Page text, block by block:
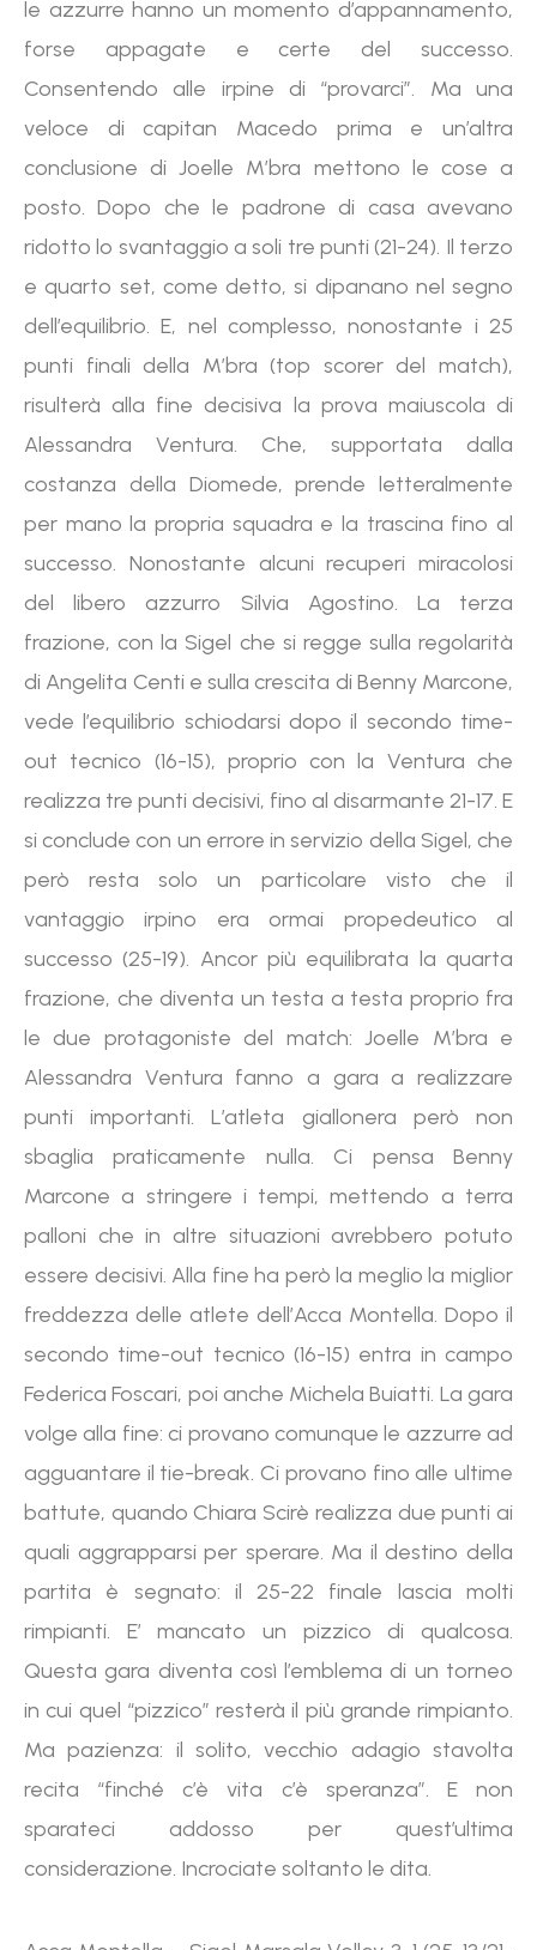
le azzurre hanno un momento d’appannamento,
forse appagate e certe del successo.
Consentendo alle irpine di “provarci”. Ma una
veloce di capitan Macedo prima e un’altra
conclusione di Joelle M’bra mettono le cose a
posto. Dopo che le padrone di casa avevano
ridotto lo svantaggio a soli tre punti (21-24). Il terzo
e quarto set, come detto, si dipanano nel segno
dell’equilibrio. E, nel complesso, nonostante i 25
punti finali della M’bra (top scorer del match),
risulterà alla fine decisiva la prova maiuscola di
Alessandra Ventura. Che, supportata dalla
costanza della Diomede, prende letteralmente
per mano la propria squadra e la trascina fino al
successo. Nonostante alcuni recuperi miracolosi
del libero azzurro Silvia Agostino. La terza
frazione, con la Sigel che si regge sulla regolarità
di Angelita Centi e sulla crescita di Benny Marcone,
vede l’equilibrio schiodarsi dopo il secondo time-
out tecnico (16-15), proprio con la Ventura che
realizza tre punti decisivi, fino al disarmante 21-17. E
si conclude con un errore in servizio della Sigel, che
però resta solo un particolare visto che il
vantaggio irpino era ormai propedeutico al
successo (25-19). Ancor più equilibrata la quarta
frazione, che diventa un testa a testa proprio fra
le due protagoniste del match: Joelle M’bra e
Alessandra Ventura fanno a gara a realizzare
punti importanti. L’atleta giallonera però non
sbaglia praticamente nulla. Ci pensa Benny
Marcone a stringere i tempi, mettendo a terra
palloni che in altre situazioni avrebbero potuto
essere decisivi. Alla fine ha però la meglio la miglior
freddezza delle atlete dell’Acca Montella. Dopo il
secondo time-out tecnico (16-15) entra in campo
Federica Foscari, poi anche Michela Buiatti. La gara
volge alla fine: ci provano comunque le azzurre ad
agguantare il tie-break. Ci provano fino alle ultime
battute, quando Chiara Scirè realizza due punti ai
quali aggrapparsi per sperare. Ma il destino della
partita è segnato: il 25-22 finale lascia molti
rimpianti. E’ mancato un pizzico di qualcosa.
Questa gara diventa così l’emblema di un torneo
in cui quel “pizzico” resterà il più grande rimpianto.
Ma pazienza: il solito, vecchio adagio stavolta
recita “finché c’è vita c’è speranza”. E non
sparateci addosso per quest’ultima
considerazione. Incrociate soltanto le dita.